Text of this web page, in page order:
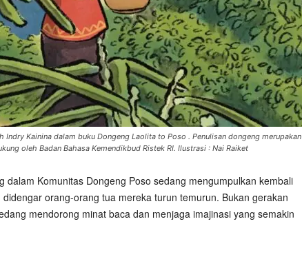
Kainina dalam buku Dongeng Laolita to Poso . Penulisan dongeng merupakan
oleh Badan Bahasa Kemendikbud Ristek RI. Ilustrasi : Nai Raiket
dalam Komunitas Dongeng Poso sedang mengumpulkan kembali
orang-orang tua mereka turun temurun. Bukan gerakan
mendorong minat baca dan menjaga imajinasi yang semakin